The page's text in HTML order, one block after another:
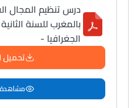
درس تنظيم المجال
بالمغرب للسنة
الجغرافيا -
تحميل